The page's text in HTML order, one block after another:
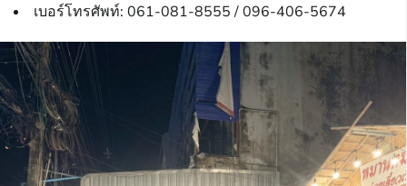
เบอร์โทรศัพท์: 061-081-8555 / 096-406-5674